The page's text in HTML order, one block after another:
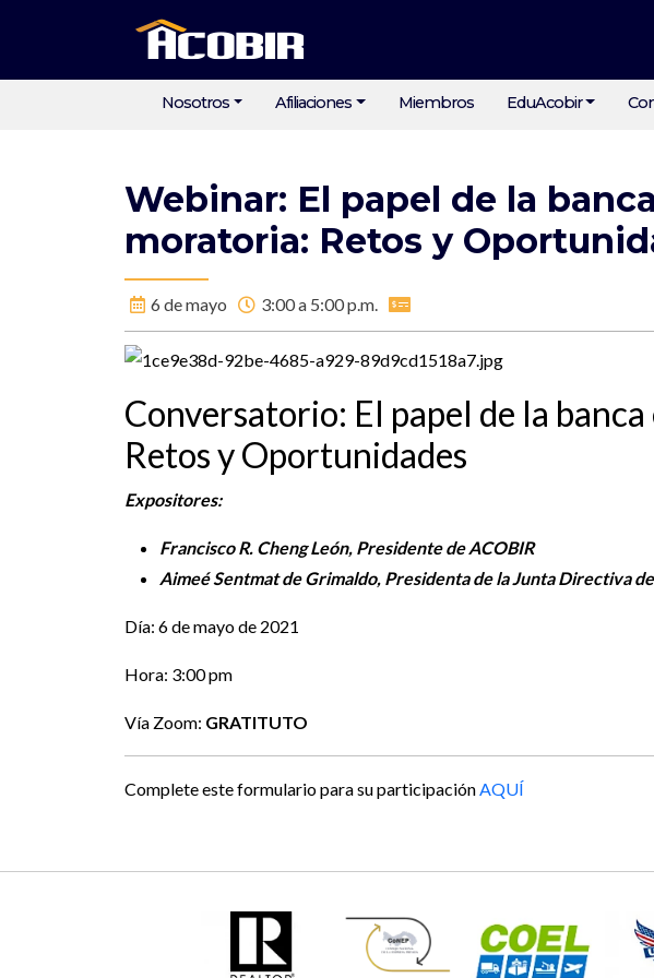
Nosotros Afiliaciones Miembros EduAcobir
Webinar: El papel de la
moratoria: Retos y
6 de mayo 3:00 a 5:00 p.m.
Conversatorio: El papel de la
Retos y Oportunidades
Expositores:
Francisco R. Cheng León, Presidente de ACOBIR
Aimeé Sentmat de Grimaldo, Presidenta de la Junta Directiva
Día: 6 de mayo de 2021
Hora: 3:00 pm
Vía Zoom: GRATITUTO
Complete este formulario para su participaciónAQUÍ